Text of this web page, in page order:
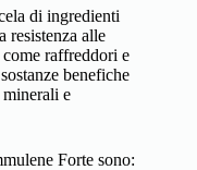
di ingredienti
resistenza alle
raffreddori e
benefiche
e
Forte sono: